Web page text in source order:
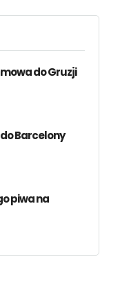
do Gruzji
Barcelony
piwa na